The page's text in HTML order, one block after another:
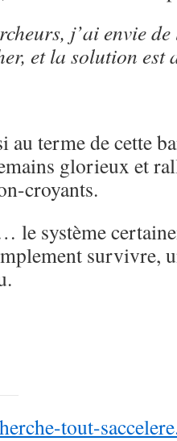
j’ai envie
et la solution est
terme de cette
glorieux et
croyants.
le système
survivre,
tout-